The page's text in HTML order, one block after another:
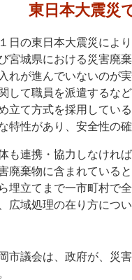
東日本大震災
日の東日本大震災によ
宮城県における災害廃
れが進んでいないのが
して職員を派遣するな
立て方式を採用してい
特性があり、安全性の
も連携・協力しなけれ
廃棄物に含まれている
埋立てまで一市町村で
広域処理の在り方につ
市議会は、政府が、災